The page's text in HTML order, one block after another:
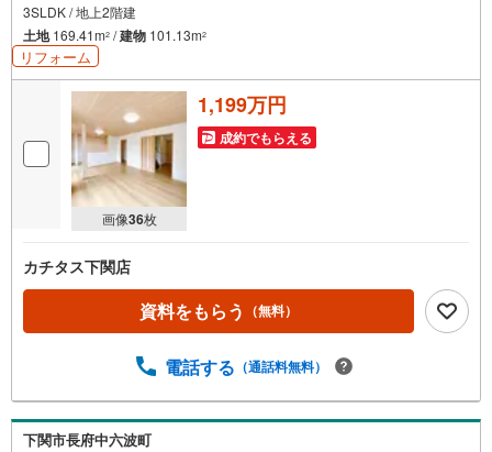
3SLDK / 地上2階建
土地169.41m2 /建物 101.13m2
リフォーム
画像36枚
1,199万円
成約でもらえる
カチタス下関店
資料をもらう （無料）
電話する （通話料無料）
下関市長府中六波町